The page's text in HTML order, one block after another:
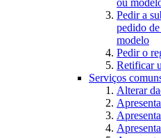
ou
Pedir a
pedido
modelo
Pedir o
Retificar
Serviços
Alterar